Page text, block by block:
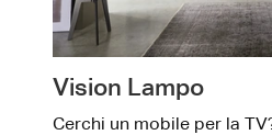
Vision Lampo
Cerchi un mobile per la